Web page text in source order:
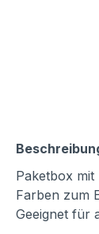
Paketbox mit
Farben zum
Geeignet für